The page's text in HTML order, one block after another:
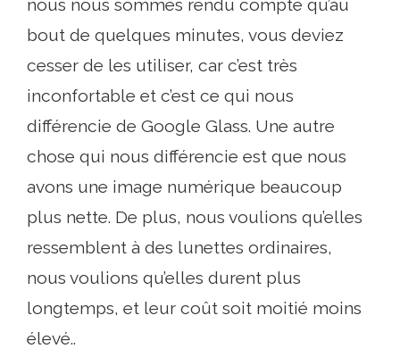
nous nous sommes rendu compte qu’au
bout de quelques minutes, vous deviez
cesser de les utiliser, car c’est très
inconfortable et c’est ce qui nous
différencie de Google Glass. Une autre
chose qui nous différencie est que nous
avons une image numérique beaucoup
plus nette. De plus, nous voulions qu’elles
ressemblent à des lunettes ordinaires,
nous voulions qu’elles durent plus
longtemps, et leur coût soit moitié moins
élevé..